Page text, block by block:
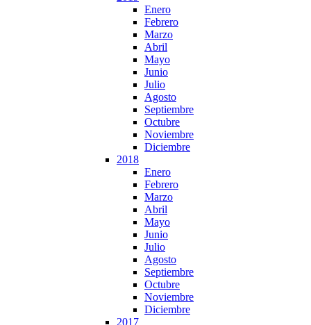
Enero
Febrero
Marzo
Abril
Mayo
Junio
Julio
Agosto
Septiembre
Octubre
Noviembre
Diciembre
2018
Enero
Febrero
Marzo
Abril
Mayo
Junio
Julio
Agosto
Septiembre
Octubre
Noviembre
Diciembre
2017